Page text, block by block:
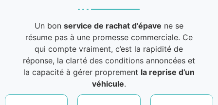
Un bon service de rachat d’épave ne se
résume pas à une promesse commerciale. Ce
qui compte vraiment, c’est la rapidité de
réponse, la clarté des conditions annoncées et
la capacité à gérer proprement la reprise d’un
véhicule.